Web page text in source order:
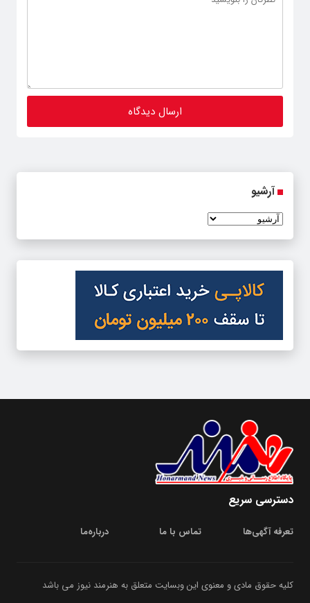
آرشیو
دسترسی سریع
تعرفه آگهی‌ها تماس با ما درباره‌‌ما
کلیه حقوق مادی و معنوی این وبسایت متعلق به هنرمند نیوز می باشد